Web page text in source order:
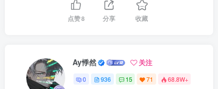
点赞8 分享 收藏
Ay悸然 关注
0 936 15 71 68.8W+